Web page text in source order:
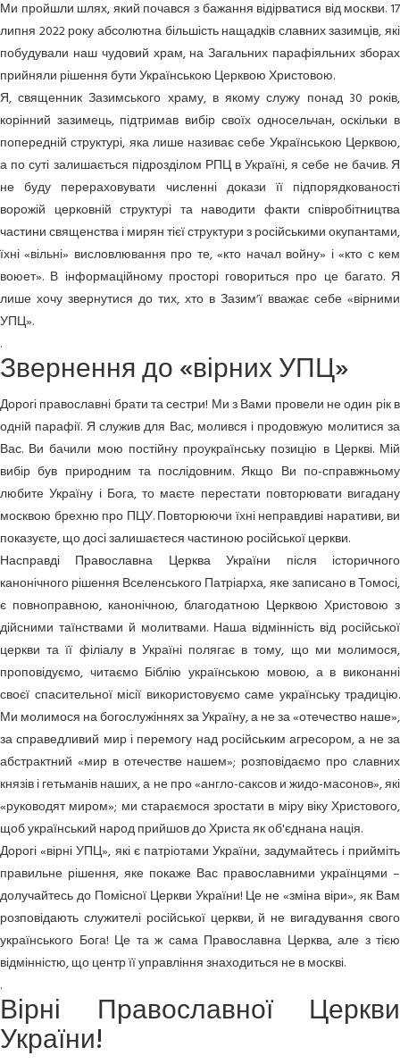
Ми пройшли шлях, який почався з бажання відірватися від москви. 17
липня 2022 року абсолютна більшість нащадків славних зазимців, які
побудували наш чудовий храм, на Загальних парафіяльних зборах
прийняли рішення бути Українською Церквою Христовою.
Я, священник Зазимського храму, в якому служу понад 30 років,
корінний зазимець, підтримав вибір своїх односельчан, оскільки в
попередній структурі, яка лише називає себе Українською Церквою,
а по суті залишається підрозділом РПЦ в Україні, я себе не бачив. Я
не буду перераховувати численні докази її підпорядкованості
ворожій церковній структурі та наводити факти співробітництва
частини священства і мирян тієї структури з російськими окупантами,
їхні «вільні» висловлювання про те, «кто начал войну» і «кто с кем
воюет». В інформаційному просторі говориться про це багато. Я
лише хочу звернутися до тих, хто в Зазимʼї вважає себе «вірними
УПЦ».
.
Звернення до «вірних УПЦ»
Дорогі православні брати та сестри! Ми з Вами провели не один рік в
одній парафії. Я служив для Вас, молився і продовжую молитися за
Вас. Ви бачили мою постійну проукраїнську позицію в Церкві. Мій
вибір був природним та послідовним. Якщо Ви по-справжньому
любите Україну і Бога, то маєте перестати повторювати вигадану
москвою брехню про ПЦУ. Повторюючи їхні неправдиві наративи, ви
показуєте, що досі залишаєтеся частиною російської церкви.
Насправді Православна Церква України після історичного
канонічного рішення Вселенського Патріарха, яке записано в Томосі,
є повноправною, канонічною, благодатною Церквою Христовою з
дійсними таїнствами й молитвами. Наша відмінність від російської
церкви та її філіалу в Україні полягає в тому, що ми молимося,
проповідуємо, читаємо Біблію українською мовою, а в виконанні
своєї спасительної місії використовуємо саме українську традицію.
Ми молимося на богослужіннях за Україну, а не за «отечество наше»,
за справедливий мир і перемогу над російським агресором, а не за
абстрактний «мир в отечестве нашем»; розповідаємо про славних
князів і гетьманів наших, а не про «англо-саксов и жидо-масонов», які
«руководят миром»; ми стараємося зростати в міру віку Христового,
щоб український народ прийшов до Христа як об'єднана нація.
Дорогі «вірні УПЦ», які є патріотами України, задумайтесь і прийміть
правильне рішення, яке покаже Вас православними українцями –
долучайтесь до Помісної Церкви України! Це не «зміна віри», як Вам
розповідають служителі російської церкви, й не вигадування свого
українського Бога! Це та ж сама Православна Церква, але з тією
відмінністю, що центр її управління знаходиться не в москві.
.
Вірні Православної Церкви
України!